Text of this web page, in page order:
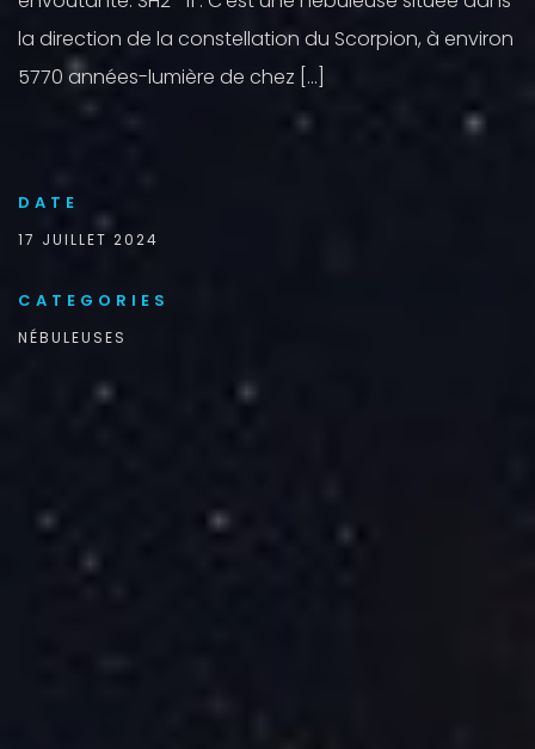
la direction de la constellation du Scorpion, à environ
5770 années-lumière de chez […]
DATE
17 JUILLET 2024
CATEGORIES
NÉBULEUSES